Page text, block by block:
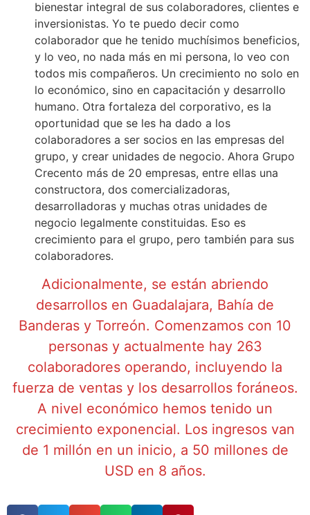
bienestar integral de sus colaboradores, clientes e
inversionistas. Yo te puedo decir como
colaborador que he tenido muchísimos beneficios,
y lo veo, no nada más en mi persona, lo veo con
todos mis compañeros. Un crecimiento no solo en
lo económico, sino en capacitación y desarrollo
humano. Otra fortaleza del corporativo, es la
oportunidad que se les ha dado a los
colaboradores a ser socios en las empresas del
grupo, y crear unidades de negocio. Ahora Grupo
Crecento más de 20 empresas, entre ellas una
constructora, dos comercializadoras,
desarrolladoras y muchas otras unidades de
negocio legalmente constituidas. Eso es
crecimiento para el grupo, pero también para sus
colaboradores.
Adicionalmente, se están abriendo
desarrollos en Guadalajara, Bahía de
Banderas y Torreón. Comenzamos con 10
personas y actualmente hay 263
colaboradores operando, incluyendo la
fuerza de ventas y los desarrollos foráneos.
A nivel económico hemos tenido un
crecimiento exponencial. Los ingresos van
de 1 millón en un inicio, a 50 millones de
USD en 8 años.